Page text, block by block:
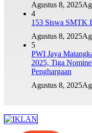
Agustus 8, 2025
4
153 Siswa SMTK
Agustus 8, 2025
5
PWI Jaya
2025, Tiga
Penghargaan
Agustus 8, 2025